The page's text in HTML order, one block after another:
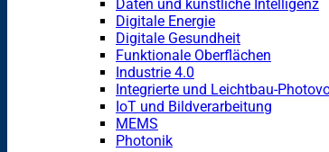
Daten und künstliche Intelligenz
Digitale Energie
Digitale Gesundheit
Funktionale Oberflächen
Industrie 4.0
Integrierte und Leichtbau-
IoT und Bildverarbeitung
MEMS
Photonik